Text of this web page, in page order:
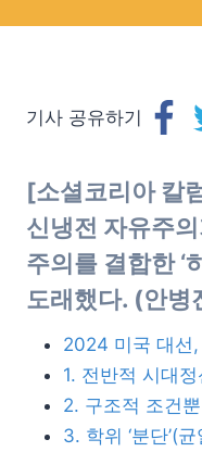
기사 공유하기
[소셜코리아 칼
신냉전 자유주
주의를 결합한 ‘
도래했다. (안병
2024 미국 대선
1. 전반적 시대
2. 구조적 조건
3. 학위 ‘분단’(